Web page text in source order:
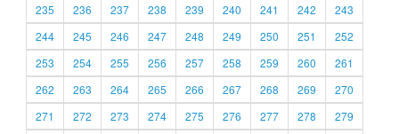
235
236 237 238 239 240 241 242
243
244
245 246 247 248 249 250 251
252
253
254 255 256 257 258 259 260
261
262
263 264 265 266 267 268 269
270
271
272 273 274 275 276 277 278
279